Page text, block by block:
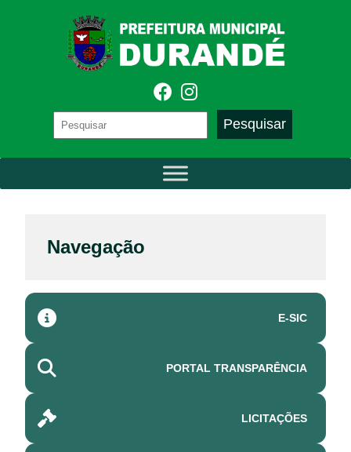
Navegação
E-SIC
PORTAL TRANSPARÊNCIA
LICITAÇÕES